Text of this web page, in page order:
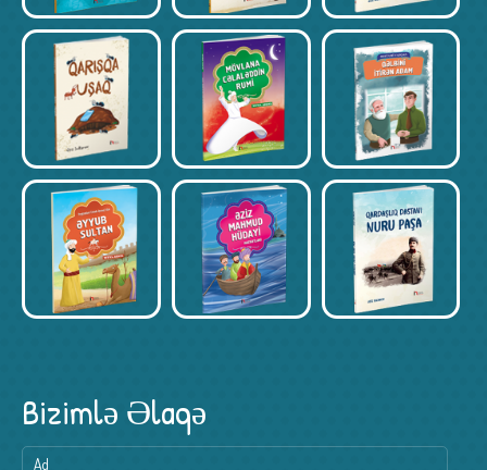
Bizimlə Əlaqə